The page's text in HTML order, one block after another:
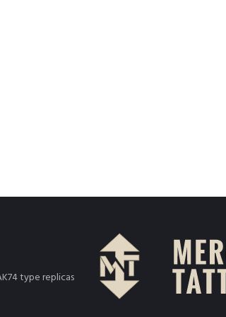
type replicas